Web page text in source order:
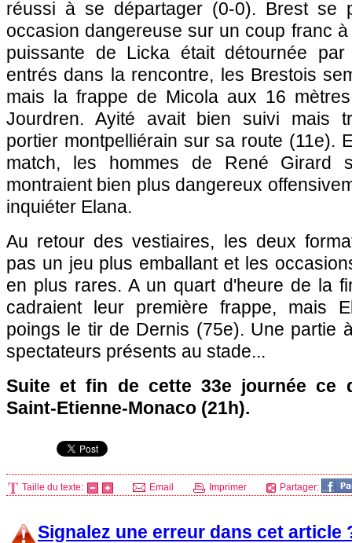
réussi à se départager (0-0). Brest se
occasion dangereuse sur un coup franc
puissante de Licka était détournée
entrés dans la rencontre, les Brestois
mais la frappe de Micola aux 16
Jourdren. Ayité avait bien suivi mais
portier montpelliérain sur sa route (11e).
match, les hommes de René Girard
montraient bien plus dangereux
inquiéter Elana.
Au retour des vestiaires, les deux
pas un jeu plus emballant et les
en plus rares. A un quart d'heure de la
cadraient leur première frappe, mais
poings le tir de Dernis (75e). Une partie
spectateurs présents au stade...
Suite et fin de cette 33e journée ce
Saint-Etienne-Monaco (21h).
Taille du texte: Email Imprimer Partager:
Signalez une erreur dans cet article